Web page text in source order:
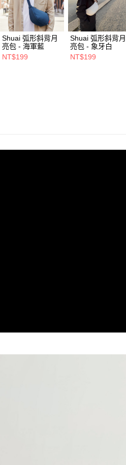
3.完整用戶服務條款，請詳閱以下連結：
貨到付款
每筆NT$80，滿NT$1,000(含以上)免運
Shuai 弧形斜背月
亮包 - 海軍藍
NT$199
Shuai 弧形斜背月
亮包 - 象牙白
NT$199